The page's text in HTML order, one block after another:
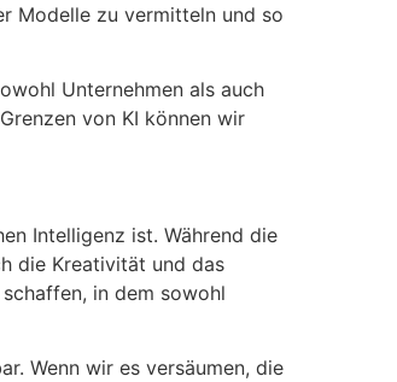
Modelle zu vermitteln und so
Unternehmen als auch
von KI können wir
Intelligenz ist. Während die
die Kreativität und das
in dem sowohl
Wenn wir es versäumen, die